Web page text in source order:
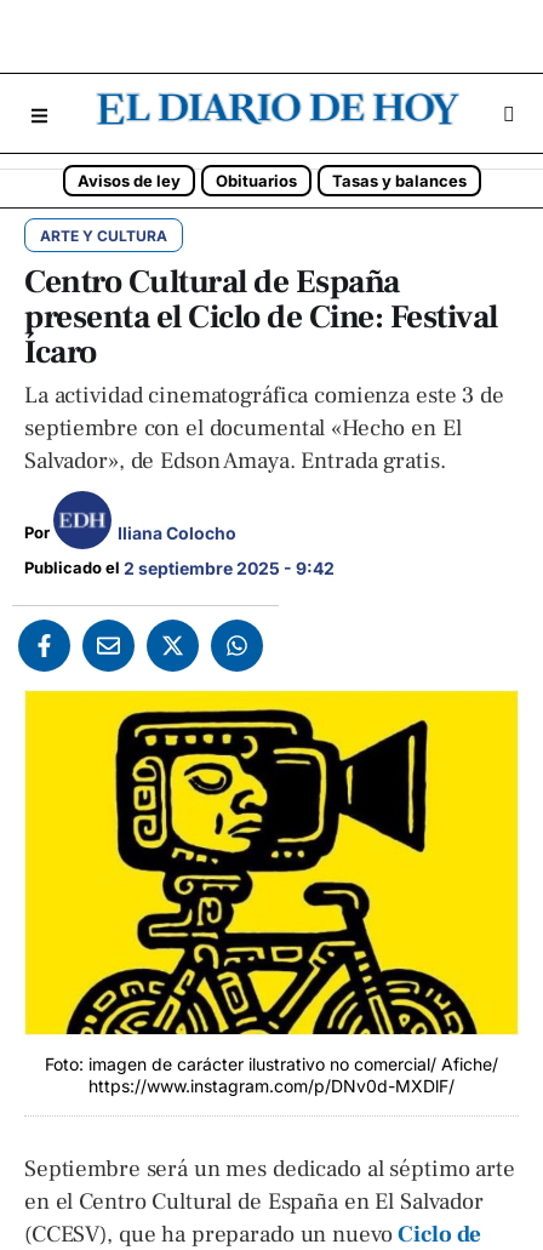
Avisos de ley Obituarios Tasas y balances
ARTE Y CULTURA
Centro Cultural de España
presenta el Ciclo de Cine: Festival
Ícaro
La actividad cinematográfica comienza este 3 de
septiembre con el documental «Hecho en El
Salvador», de Edson Amaya. Entrada gratis.
Por Iliana Colocho
Publicado el 2 septiembre 2025 - 9:42
Foto: imagen de carácter ilustrativo no comercial/ Afiche/
https://www.instagram.com/p/DNv0d-MXDlF/
Septiembre será un mes dedicado al séptimo arte
en el Centro Cultural de España en El Salvador
(CCESV), que ha preparado un nuevoCiclo de